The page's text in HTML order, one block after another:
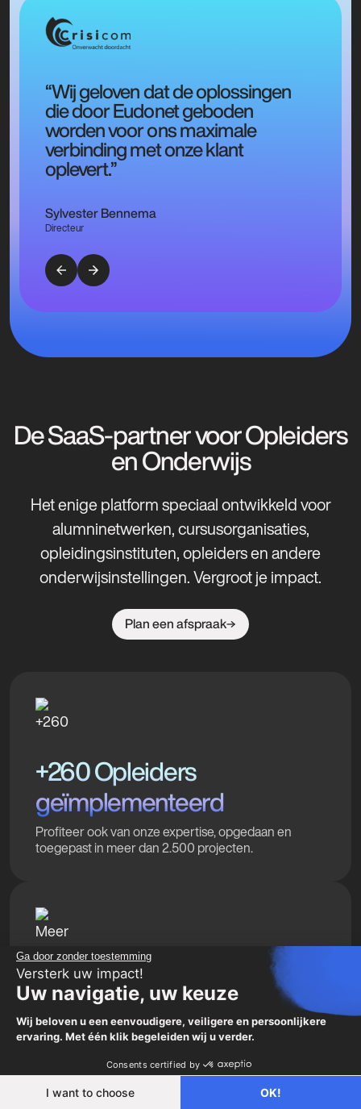
“Wij geloven dat de oplossingen
die door Eudonet geboden
worden voor ons maximale
verbinding met onze klant
oplevert.”
Sylvester Bennema
Directeur
De SaaS-partner voor Opleiders
en Onderwijs
Het enige platform speciaal ontwikkeld voor
alumninetwerken, cursusorganisaties,
opleidingsinstituten, opleiders en andere
onderwijsinstellingen. Vergroot je impact.
Plan een afspraak
+260 Opleiders
geïmplementeerd
Profiteer ook van onze expertise, opgedaan en
toegepast in meer dan 2.500 projecten.
Meer dan 25 jaar expertise
Voor organisaties die zich inzetten voor het
algemeen belang. Wij kennen jouw sector door en
door.
Ga door zonder toestemming
Versterk uw impact!
Uw navigatie, uw keuze
Wij beloven u een eenvoudigere, veiligere en persoonlijkere
ervaring. Met één klik begeleiden wij u verder.
Consents certified by
I want to choose OK!